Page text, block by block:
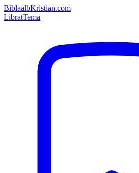
BiblaalbKristian.com
LibratTema